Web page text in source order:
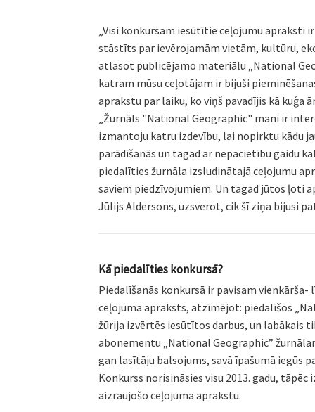
„Visi konkursam iesūtītie ceļojumu apraksti
stāstīts par ievērojamām vietām, kultūru,
atlasot publicējamo materiālu „National
katram mūsu ceļotājam ir bijuši
aprakstu par laiku, ko viņš pavadījis kā kuģa
„Žurnāls "National Geographic" mani ir
izmantoju katru izdevību, lai nopirktu kādu
parādīšanās un tagad ar nepacietību gaidu
piedalīties žurnāla izsludinātajā ceļojumu
saviem piedzīvojumiem. Un tagad jūtos ļoti
Jūlijs Aldersons, uzsverot, cik šī ziņa bijusi
Kā piedalīties konkursā?
Piedalīšanās konkursā ir pavisam
ceļojuma apraksts, atzīmējot: piedalīšos
žūrija izvērtēs iesūtītos darbus, un labākais
abonementu „National Geographic”
gan lasītāju balsojums, savā īpašumā iegūs
Konkurss norisināsies visu 2013. gadu,
aizraujošo ceļojuma aprakstu.